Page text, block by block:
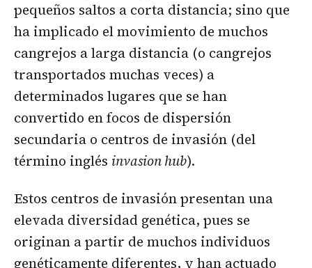
pequeños saltos a corta distancia; sino que
ha implicado el movimiento de muchos
cangrejos a larga distancia (o cangrejos
transportados muchas veces) a
determinados lugares que se han
convertido en focos de dispersión
secundaria o centros de invasión (del
término inglés invasion hub).
Estos centros de invasión presentan una
elevada diversidad genética, pues se
originan a partir de muchos individuos
genéticamente diferentes, y han actuado